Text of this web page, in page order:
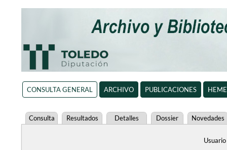
CONSULTA GENERAL ARCHIVO PUBLICACIONES
Consulta Resultados Detalles Dossier Novedades
Usuario